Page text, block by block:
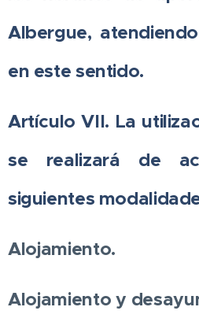
Albergue,
en este sentido.
Artículo VII. La
se realizará de
siguientes
Alojamiento.
Alojamiento y